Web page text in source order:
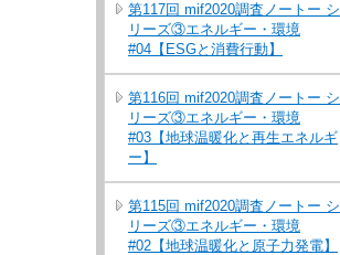
第117回 mif2020調査ノートー シ
リーズ③エネルギー・環境
#04【ESGと消費行動】
第116回 mif2020調査ノートー シ
リーズ③エネルギー・環境
#03【地球温暖化と再生エネルギ
ー】
第115回 mif2020調査ノートー シ
リーズ③エネルギー・環境
#02【地球温暖化と原子力発電】